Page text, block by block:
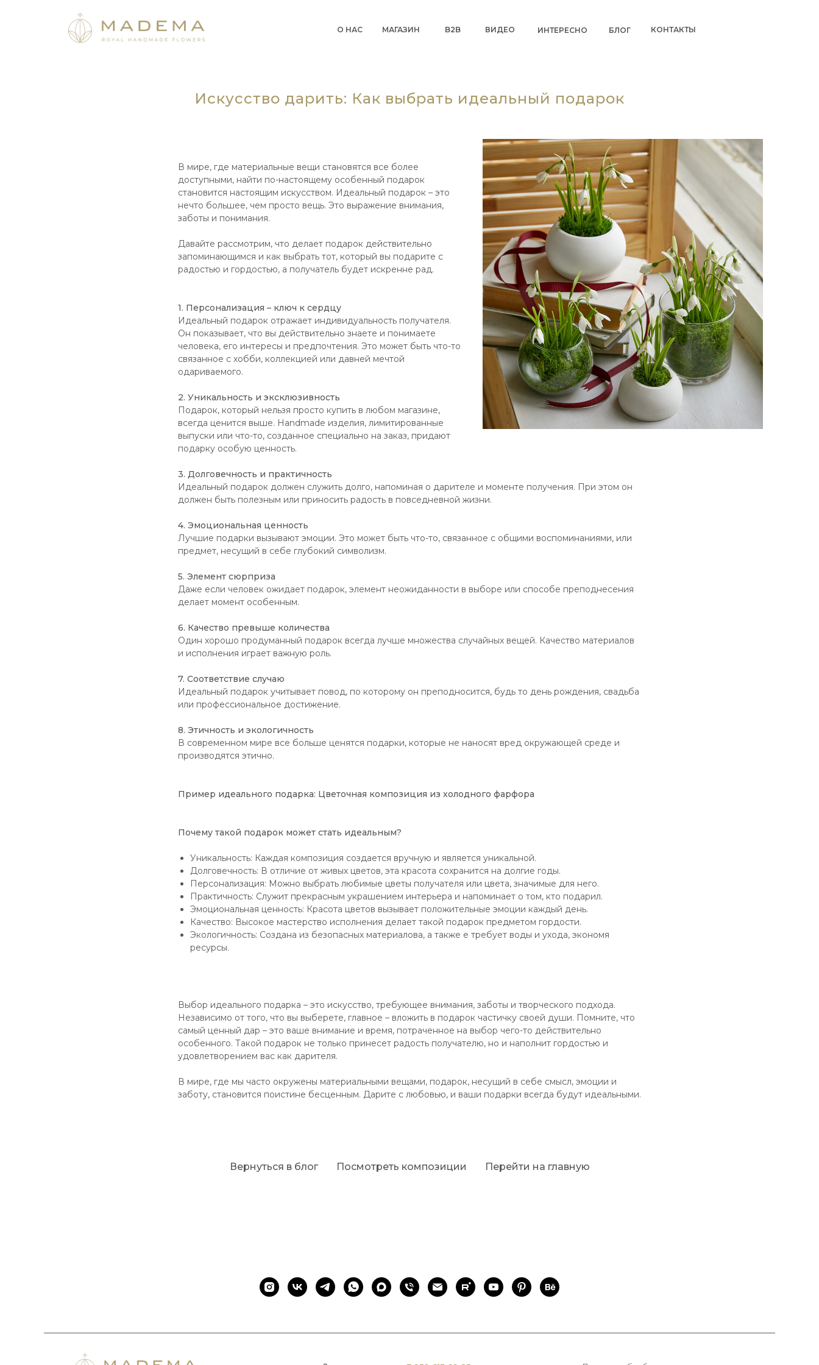
О НАС МАГАЗИН B2B ВИДЕО БЛОГ КОНТАКТЫ
ИНТЕРЕСНО
Искусство дарить: Как выбрать идеальный подарок
В мире, где материальные вещи становятся все более
доступными, найти по-настоящему особенный подарок
становится настоящим искусством. Идеальный подарок – это
нечто большее, чем просто вещь. Это выражение внимания,
заботы и понимания.
Давайте рассмотрим, что делает подарок действительно
запоминающимся и как выбрать тот, который вы подарите с
радостью и гордостью, а получатель будет искренне рад.
1. Персонализация – ключ к сердцу
Идеальный подарок отражает индивидуальность получателя.
Он показывает, что вы действительно знаете и понимаете
человека, его интересы и предпочтения. Это может быть что-то
связанное с хобби, коллекцией или давней мечтой
одариваемого.
2. Уникальность и эксклюзивность
Подарок, который нельзя просто купить в любом магазине,
всегда ценится выше. Handmade изделия, лимитированные
выпуски или что-то, созданное специально на заказ, придают
подарку особую ценность.
3. Долговечность и практичность
Идеальный подарок должен служить долго, напоминая о дарителе и моменте получения. При этом он
должен быть полезным или приносить радость в повседневной жизни.
4. Эмоциональная ценность
Лучшие подарки вызывают эмоции. Это может быть что-то, связанное с общими воспоминаниями, или
предмет, несущий в себе глубокий символизм.
5. Элемент сюрприза
Даже если человек ожидает подарок, элемент неожиданности в выборе или способе преподнесения
делает момент особенным.
6. Качество превыше количества
Один хорошо продуманный подарок всегда лучше множества случайных вещей. Качество материалов
и исполнения играет важную роль.
7. Соответствие случаю
Идеальный подарок учитывает повод, по которому он преподносится, будь то день рождения, свадьба
или профессиональное достижение.
8. Этичность и экологичность
В современном мире все больше ценятся подарки, которые не наносят вред окружающей среде и
производятся этично.
Пример идеального подарка: Цветочная композиция из холодного фарфора
Почему такой подарок может стать идеальным?
Уникальность: Каждая композиция создается вручную и является уникальной.
Долговечность: В отличие от живых цветов, эта красота сохранится на долгие годы.
Персонализация: Можно выбрать любимые цветы получателя или цвета, значимые для него.
Практичность: Служит прекрасным украшением интерьера и напоминает о том, кто подарил.
Эмоциональная ценность: Красота цветов вызывает положительные эмоции каждый день.
Качество: Высокое мастерство исполнения делает такой подарок предметом гордости.
Экологичность: Создана из безопасных материалова, а также е требует воды и ухода, экономя
ресурсы.
Выбор идеального подарка – это искусство, требующее внимания, заботы и творческого подхода.
Независимо от того, что вы выберете, главное – вложить в подарок частичку своей души. Помните, что
самый ценный дар – это ваше внимание и время, потраченное на выбор чего-то действительно
особенного. Такой подарок не только принесет радость получателю, но и наполнит гордостью и
удовлетворением вас как дарителя.
В мире, где мы часто окружены материальными вещами, подарок, несущий в себе смысл, эмоции и
заботу, становится поистине бесценным. Дарите с любовью, и ваши подарки всегда будут идеальными.
Вернуться в блог Посмотреть композиции Перейти на главную